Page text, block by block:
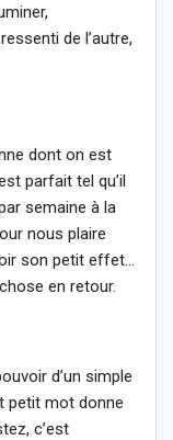
de l’autre,
dont on est
parfait tel qu’il
semaine à la
nous plaire
son petit effet…
en retour.
d’un simple
petit mot donne
c’est